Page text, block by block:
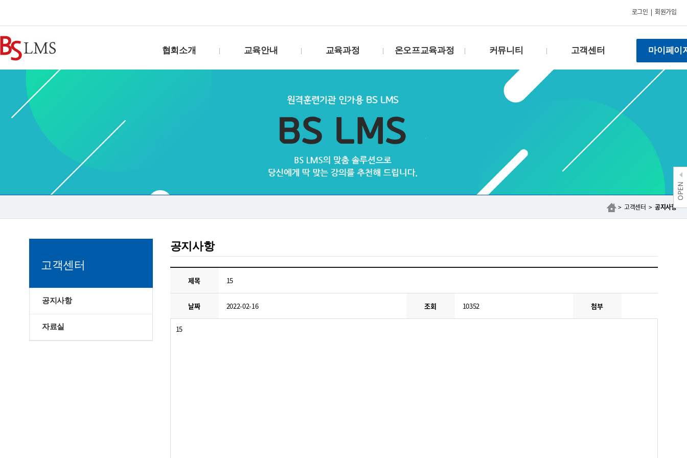
로그인 |회원가입
협회소개 교육안내
훈련비용 환급방법
훈련과정 개발절차
교육과정
수강신청B(생방송)
수강신청(화상)
패키지
강연캘린더
온오프교육과정 커뮤니티
Q & A
건의함
고객센터
개인정보처리방침
상담신청
제안하기
마이페이
> 고객센터 >공지사항
고객센터
공지사항
자료실
공지사항
제목 15
날짜 2022-02-16 조회 10352 첨부
15